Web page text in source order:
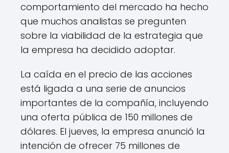
comportamiento del mercado ha hecho
que muchos analistas se pregunten
sobre la viabilidad de la estrategia que
la empresa ha decidido adoptar.
La caída en el precio de las acciones
está ligada a una serie de anuncios
importantes de la compañía, incluyendo
una oferta pública de 150 millones de
dólares. El jueves, la empresa anunció la
intención de ofrecer 75 millones de